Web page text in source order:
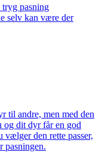
pasning
selv kan være der
til andre, men med den
og dit dyr får en god
vælger den rette passer,
pasningen.